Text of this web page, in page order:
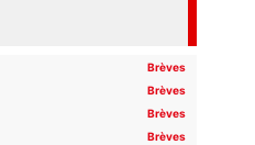
Brèves
Brèves
Brèves
Brèves